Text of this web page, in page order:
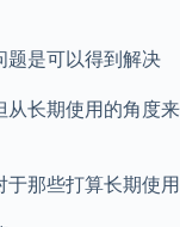
题是可以得到解决
从长期使用的角度来
那些打算长期使用